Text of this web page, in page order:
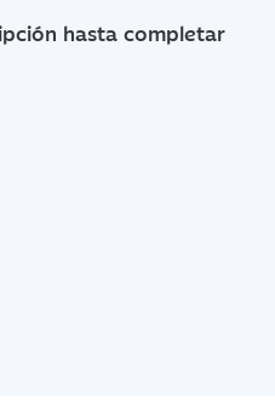
hasta completar